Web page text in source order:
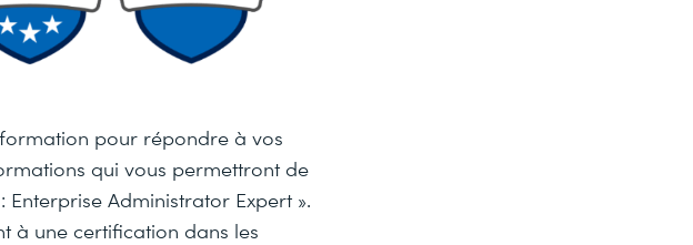
pour répondre à vos
qui vous permettront de
Administrator Expert ».
à une certification dans les